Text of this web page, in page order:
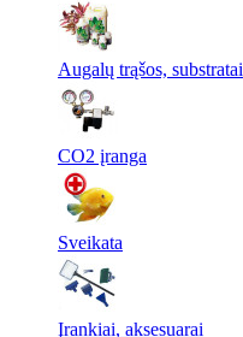
Augalų trąšos, substratai
CO2 įranga
Sveikata
Įrankiai, aksesuarai